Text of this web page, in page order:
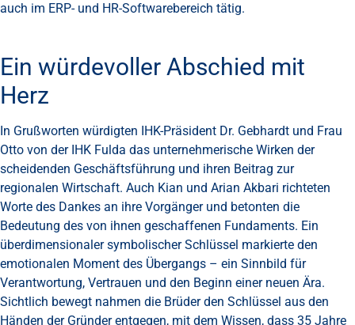
auch im ERP- und HR-Softwarebereich tätig.
Ein würdevoller Abschied mit
Herz
In Grußworten würdigten IHK-Präsident Dr. Gebhardt und Frau
Otto von der IHK Fulda das unternehmerische Wirken der
scheidenden Geschäftsführung und ihren Beitrag zur
regionalen Wirtschaft. Auch Kian und Arian Akbari richteten
Worte des Dankes an ihre Vorgänger und betonten die
Bedeutung des von ihnen geschaffenen Fundaments. Ein
überdimensionaler symbolischer Schlüssel markierte den
emotionalen Moment des Übergangs – ein Sinnbild für
Verantwortung, Vertrauen und den Beginn einer neuen Ära.
Sichtlich bewegt nahmen die Brüder den Schlüssel aus den
Händen der Gründer entgegen, mit dem Wissen, dass 35 Jahre